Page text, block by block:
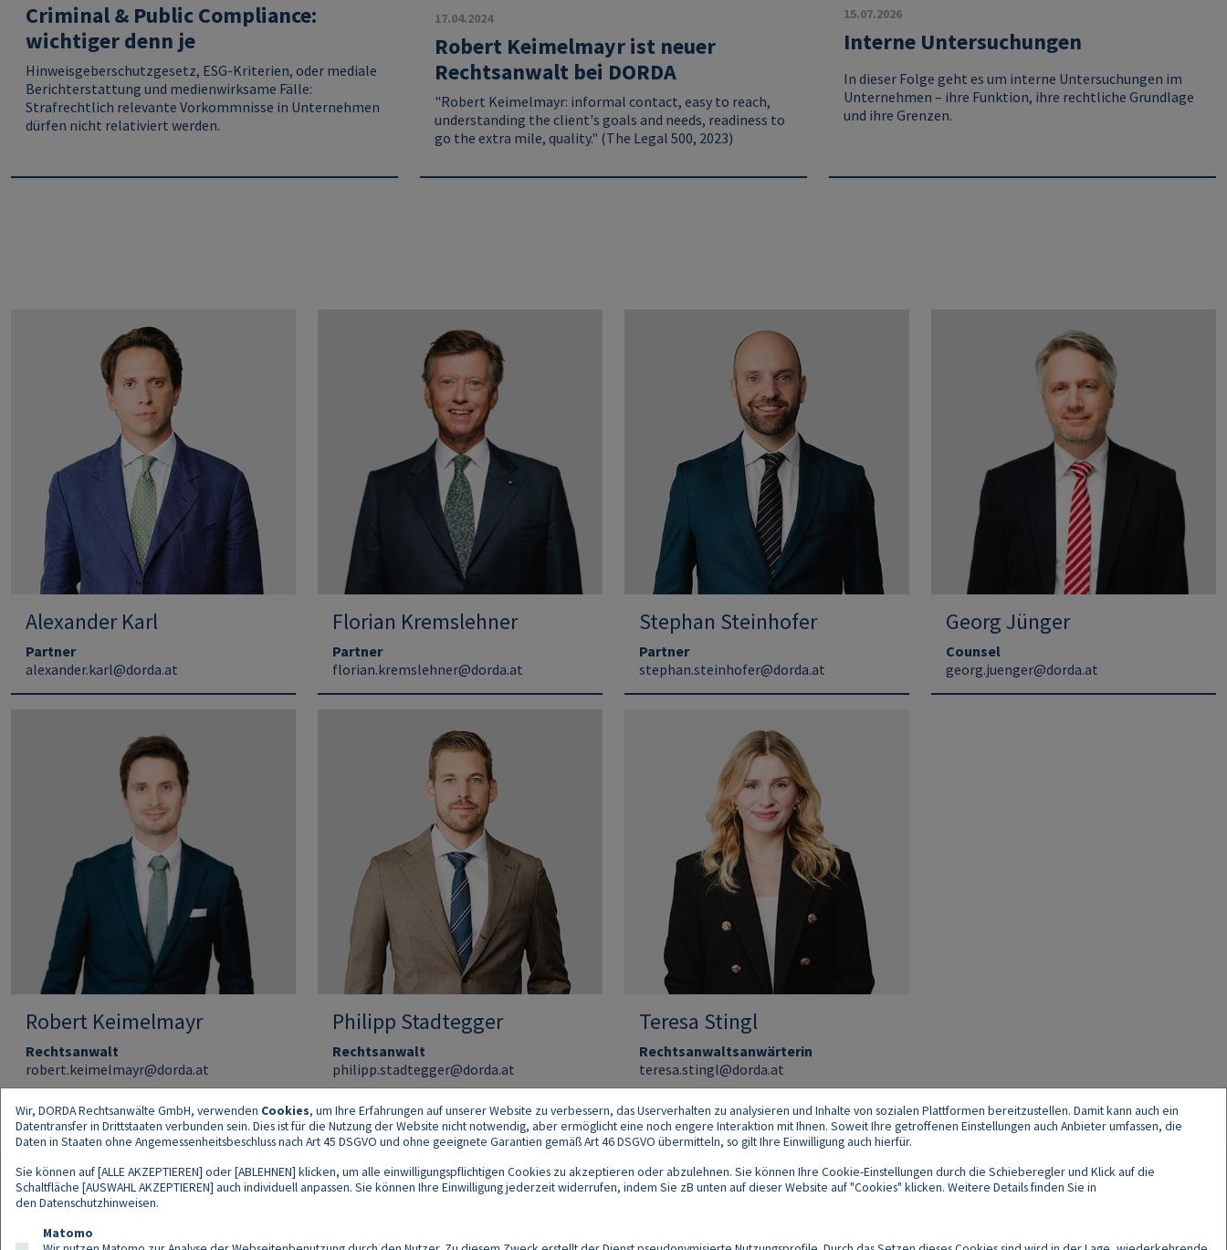
Criminal & Public Compliance:
wichtiger denn je
Hinweisgeberschutzgesetz, ESG-Kriterien, oder mediale
Berichterstattung und medienwirksame Fälle:
Strafrechtlich relevante Vorkommnisse in Unternehmen
dürfen nicht relativiert werden.
17.04.2024
Robert Keimelmayr ist neuer
Rechtsanwalt bei DORDA
"Robert Keimelmayr: informal contact, easy to reach,
understanding the client's goals and needs, readiness to
go the extra mile, quality." (The Legal 500, 2023)
15.07.2026
Interne Untersuchungen
In dieser Folge geht es um interne Untersuchungen im
Unternehmen – ihre Funktion, ihre rechtliche Grundlage
und ihre Grenzen.
Alexander Karl
Partner
alexander.karl@dorda.at
Florian Kremslehner
Partner
florian.kremslehner@dorda.at
Stephan Steinhofer
Partner
stephan.steinhofer@dorda.at
Georg Jünger
Counsel
georg.juenger@dorda.at
Robert Keimelmayr
Rechtsanwalt
robert.keimelmayr@dorda.at
Philipp Stadtegger
Rechtsanwalt
philipp.stadtegger@dorda.at
Teresa Stingl
Rechtsanwaltsanwärterin
teresa.stingl@dorda.at
Footer
Wir, DORDA Rechtsanwälte GmbH, verwenden Cookies, um Ihre Erfahrungen auf unserer Website zu verbessern, das Userverhalten zu analysieren und Inhalte von sozialen Plattformen bereitzustellen. Damit kann auch ein
Datentransfer in Drittstaaten verbunden sein. Dies ist für die Nutzung der Website nicht notwendig, aber ermöglicht eine noch engere Interaktion mit Ihnen. Soweit Ihre getroffenen Einstellungen auch Anbieter umfassen, die
Daten in Staaten ohne Angemessenheitsbeschluss nach Art 45 DSGVO und ohne geeignete Garantien gemäß Art 46 DSGVO übermitteln, so gilt Ihre Einwilligung auch hierfür.
Sie können auf [ALLE AKZEPTIEREN] oder [ABLEHNEN] klicken, um alle einwilligungspflichtigen Cookies zu akzeptieren oder abzulehnen. Sie können Ihre Cookie-Einstellungen durch die Schieberegler und Klick auf die
Schaltfläche [AUSWAHL AKZEPTIEREN] auch individuell anpassen. Sie können Ihre Einwilligung jederzeit widerrufen, indem Sie zB unten auf dieser Website auf "Cookies" klicken. Weitere Details finden Sie in
den Datenschutzhinweisen.
Matomo